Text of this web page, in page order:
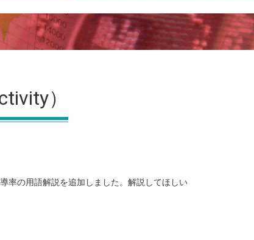
）
率の用語解説を追加しました。解説してほしい